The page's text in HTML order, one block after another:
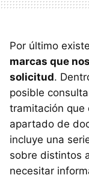
Por último
marcas que
solicitud.
posible
tramitación que
apartado de
incluye una
sobre distintos
necesitar